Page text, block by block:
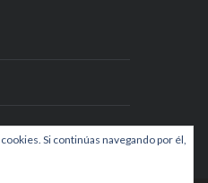
Si continúas navegando por él,